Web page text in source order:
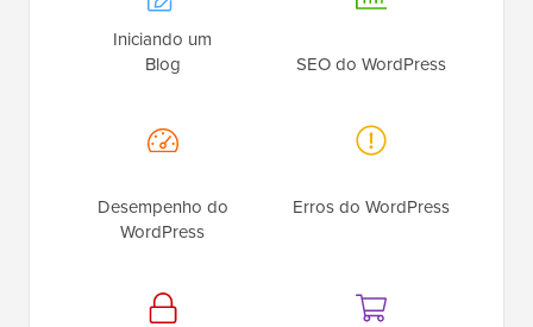
Iniciando um
Blog
SEO do WordPress
Desempenho do
WordPress
Erros do WordPress